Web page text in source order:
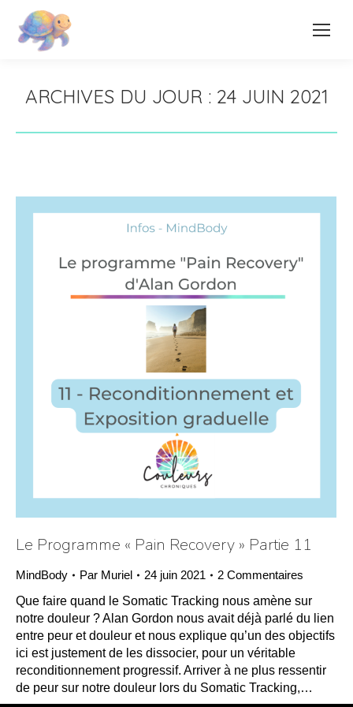
ARCHIVES DU JOUR : 24 JUIN 2021
Le Programme « Pain Recovery » Partie 11
MindBody Par Muriel 24 juin 2021
2 Commentaires
Que faire quand le Somatic Tracking nous amène sur
notre douleur ? Alan Gordon nous avait déjà parlé du lien
entre peur et douleur et nous explique qu’un des objectifs
ici est justement de les dissocier, pour un véritable
reconditionnement progressif. Arriver à ne plus ressentir
de peur sur notre douleur lors du Somatic Tracking,…